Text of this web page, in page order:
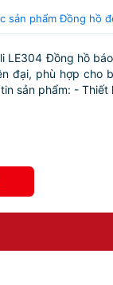
sản phẩm Đồng hồ
LE304 Đồng hồ
đại, phù hợp cho
sản phẩm: - Thiết